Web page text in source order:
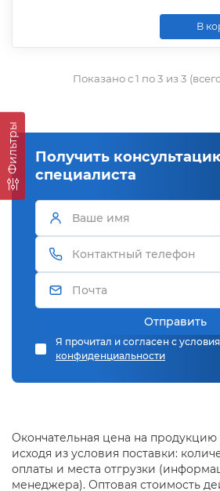
Фильтры
В
Показано с 1 по 3 из 3
Получить
специалиста
Отправить
Я прочитал и согласен с
конфиденциальности
Окончательная цена на
исходя из условия поставки:
оплаты и места отгрузки
менеджера). Оптовая стоимость